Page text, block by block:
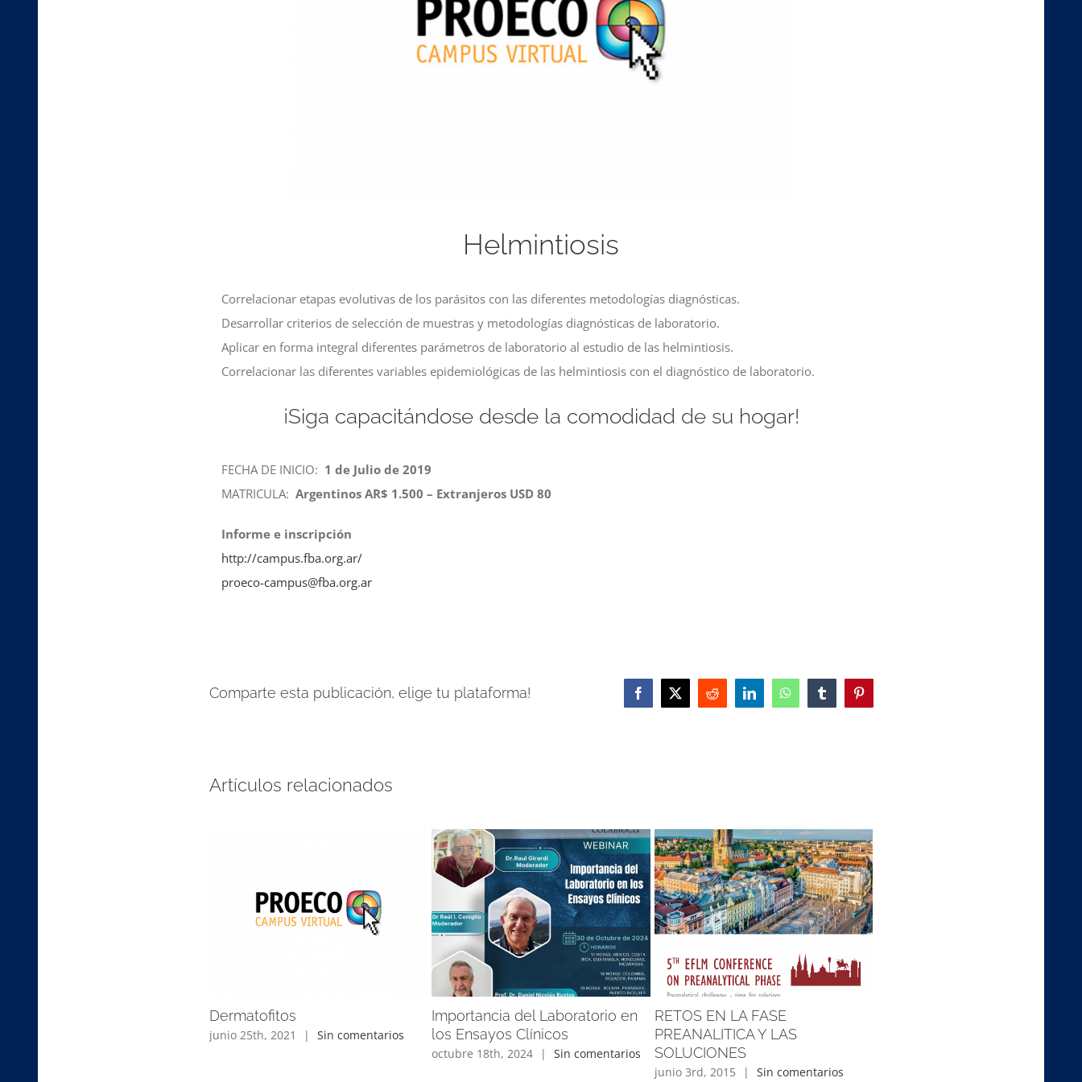
Helmintiosis
Correlacionar etapas evolutivas de los parásitos con las diferentes metodologías diagnósticas.
Desarrollar criterios de selección de muestras y metodologías diagnósticas de laboratorio.
Aplicar en forma integral diferentes parámetros de laboratorio al estudio de las helmintiosis.
Correlacionar las diferentes variables epidemiológicas de las helmintiosis con el diagnóstico de laboratorio.
¡Siga capacitándose desde la comodidad de su hogar!
FECHA DE INICIO: 1 de Julio de 2019
MATRICULA: Argentinos AR$ 1.500 – Extranjeros USD 80
Informe e inscripción
http://campus.fba.org.ar/
proeco-campus@fba.org.ar
Comparte esta publicación, elige tu plataforma! Facebook
X Reddit LinkedInWhatsAppTumblrPinterest
Artículos relacionados
Dermatofitos
junio 25th, 2021 | Sin comentarios
Importancia del Laboratorio en
los Ensayos Clínicos
octubre 18th, 2024 | Sin comentarios
RETOS EN LA FASE
PREANALITICA Y LAS
SOLUCIONES
junio 3rd, 2015 | Sin comentarios